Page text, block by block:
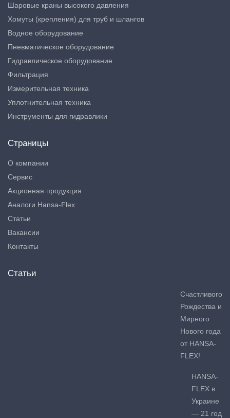
Шаровые краны высокого давления
Хомуты (крепления) для труб и шлангов
Водное оборудование
Пневматическое оборудование
Гидравлическое оборудование
Фильтрация
Измерительная техника
Уплотнительная техника
Инструменты для гидравлики
Страницы
О компании
Сервис
Акционная продукция
Аналоги Hansa-Flex
Статьи
Вакансии
Контакты
Статьи
Счастливого
Рождества и
Мирного
Нового года
от HANSA-
FLEX!
HANSA-
FLEX в
Украине
— 21 год